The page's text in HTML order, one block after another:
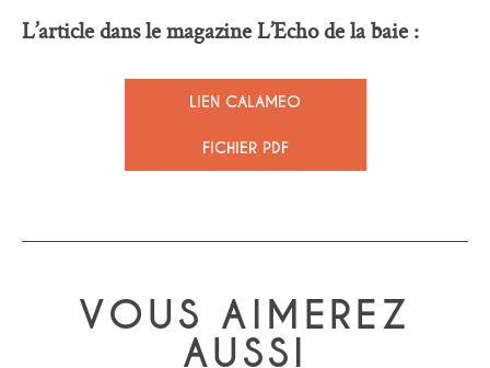
L’article dans le magazine L’Echo de la baie :
LIEN CALAMEO
FICHIER PDF
VOUS AIMEREZ
AUSSI